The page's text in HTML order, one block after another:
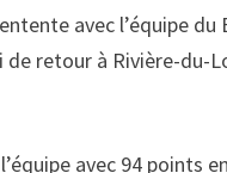
avec l’équipe du
retour à Rivière-du-
avec 94 points